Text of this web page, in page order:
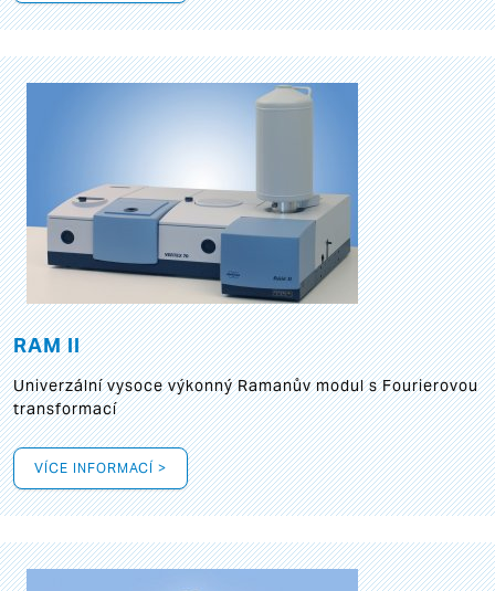
RAM II
Univerzální vysoce výkonný Ramanův modul s Fourierovou
transformací
VÍCE INFORMACÍ >